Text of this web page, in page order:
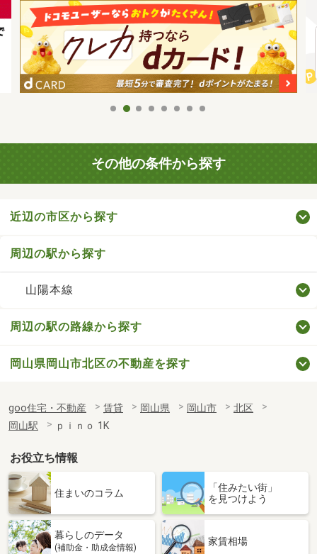
その他の条件から探す
近辺の市区から探す
周辺の駅から探す
山陽本線
周辺の駅の路線から探す
岡山県岡山市北区の不動産を探す
goo住宅・不動産 賃貸 岡山県 岡山市
北区
岡山駅
ｐｉｎｏ 1K
お役立ち情報
住まいのコラム
「住みたい街」
を見つけよう
暮らしのデータ
(補助金・助成金情報)
家賃相場